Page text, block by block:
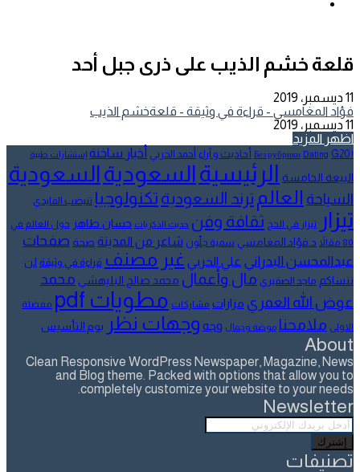
قلعة خشم الذيب على ذرى جبل أحد
11 ديسمبر، 2019
فؤاد المغامسي - قراءة في وثيقة - قلعةخشم الذيب
11 ديسمبر، 2019
اظهر المزيد
! Без рубрики
Dating G20 أحاديث و آراء أحمد الحربي أخبار ساخنة إستشارات طبية
البيعة الخامسة الرئيسيةالسعوديةالسعودية
السياحة العالم ترند السعودية تكنولوجيا تنيضب الفايدي
تيزار تيزار في الحج ثقافة وفن حديث الذكريات حسان طاهر حول العالم في
80 مقالاً
د.فؤاد المغامسي سمية جلّون شاعر من المدينة صحة صفحات
عبدالمحسن البدراني علي الحربي غير مصنف قراءة في وثيقة لن
ننساكم ماجد الصقيري مال وأعمال محمد صالح البليهشي محمد
عوض الله العمري مزارات مشاركات مطويات pdf مفضلة
الاولى ملامحنا موضة وجمال وجه وجهات نظر يوم التأسيس
About
Clean Responsive WordPress Newspaper, Magazine, News
and Blog theme. Packed with options that allow you to
completely customize your website to your needs.
Newsletter
أدخل
بريدك
الإلكتروني
تصنيفات